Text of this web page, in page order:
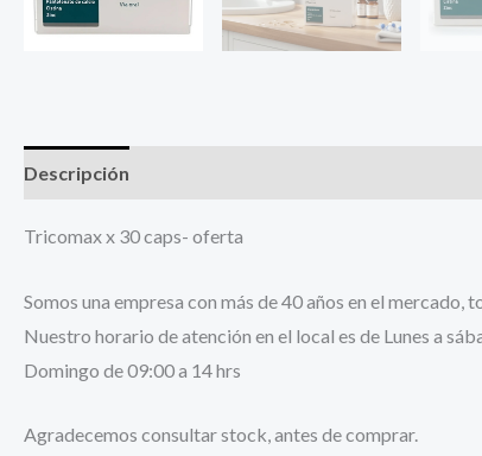
Descripción
Tricomax x 30 caps- oferta
Somos una empresa con más de 40 años en el
Nuestro horario de atención en el local es de Lunes a
Domingo de 09:00 a 14 hrs
Agradecemos consultar stock, antes de comprar.